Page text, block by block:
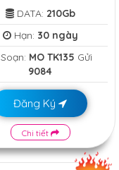
DATA: 210Gb
Hạn: 30 ngày
Soạn: MO TK135 Gửi
9084
Đăng Ký
Chi tiết